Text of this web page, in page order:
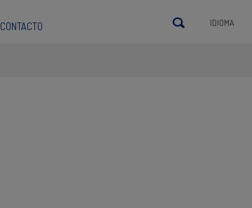
CONTACTO IDIOMA